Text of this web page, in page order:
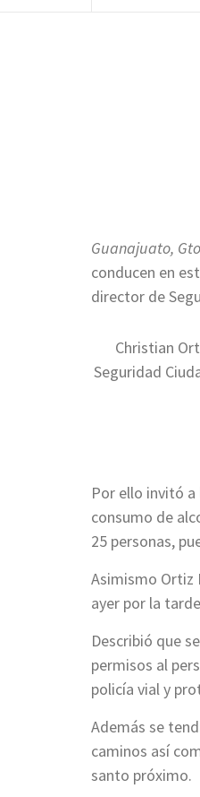
Guanajuato,
conducen en
director de
Christian
Seguridad
Por ello invitó a
consumo de
25 personas,
Asimismo Ortiz
ayer por la
Describió que
permisos al
policía vial y
Además se
caminos así
santo próximo.